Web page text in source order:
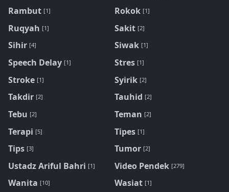
Rambut [1] Rokok [1]
Ruqyah [1] Sakit [2]
Sihir [4] Siwak [1]
Speech Delay [1] Stres [1]
Stroke [1] Syirik [2]
Takdir [2] Tauhid [2]
Tebu [2] Teman [2]
Terapi [5] Tipes [1]
Tips [3] Tumor [2]
Ustadz Ariful Bahri [1] Video Pendek [279]
Wanita [10] Wasiat [1]